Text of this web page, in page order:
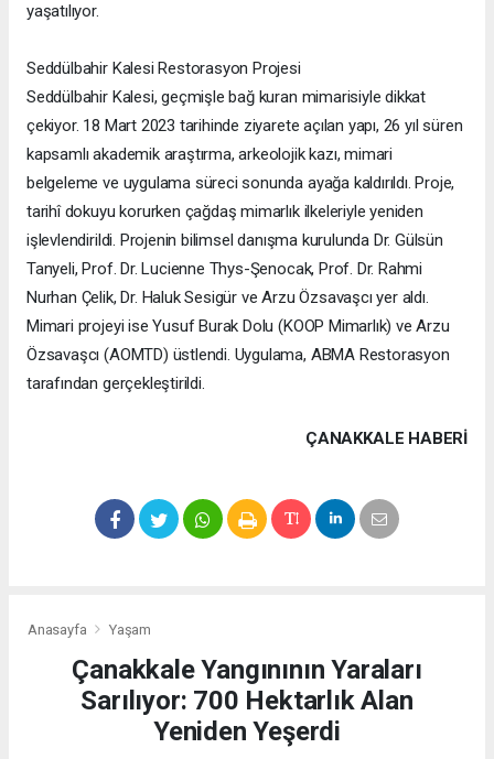
yaşatılıyor.
Seddülbahir Kalesi Restorasyon Projesi
Seddülbahir Kalesi, geçmişle bağ kuran mimarisiyle dikkat
çekiyor. 18 Mart 2023 tarihinde ziyarete açılan yapı, 26 yıl süren
kapsamlı akademik araştırma, arkeolojik kazı, mimari
belgeleme ve uygulama süreci sonunda ayağa kaldırıldı. Proje,
tarihî dokuyu korurken çağdaş mimarlık ilkeleriyle yeniden
işlevlendirildi. Projenin bilimsel danışma kurulunda Dr. Gülsün
Tanyeli, Prof. Dr. Lucienne Thys-Şenocak, Prof. Dr. Rahmi
Nurhan Çelik, Dr. Haluk Sesigür ve Arzu Özsavaşcı yer aldı.
Mimari projeyi ise Yusuf Burak Dolu (KOOP Mimarlık) ve Arzu
Özsavaşcı (AOMTD) üstlendi. Uygulama, ABMA Restorasyon
tarafından gerçekleştirildi.
ÇANAKKALE HABERİ
Anasayfa Yaşam
Çanakkale Yangınının Yaraları
Sarılıyor: 700 Hektarlık Alan
Yeniden Yeşerdi